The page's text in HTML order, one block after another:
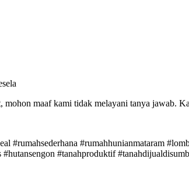
maaf kami tidak melayani tanya jawab.
#rumahsederhana #rumahhunianmataram
#tanahproduktif